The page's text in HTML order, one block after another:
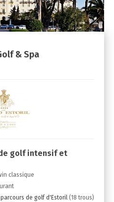
& Spa
golf intensif et
classique
parcours de golf d'Estoril (18 trous)